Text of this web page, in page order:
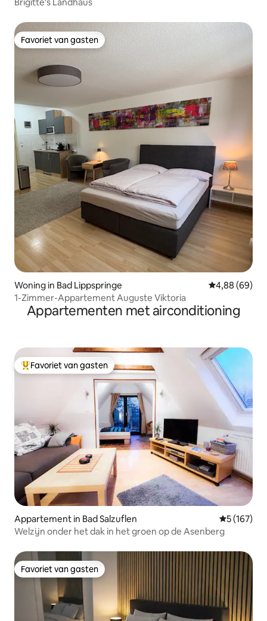
Favoriet van gasten
Favoriet van gasten
Woning in Bad Lippspringe Gemiddelde
4,88 (69)
1-Zimmer-Appartement Auguste Viktoria
Appartementen met airconditioning
Topfavoriet van gasten
Favoriet van gasten
Appartement in Bad Salzuflen
5 (167)
Welzijn onder het dak in het groen op de Asenberg
Favoriet van gasten
Favoriet van gasten